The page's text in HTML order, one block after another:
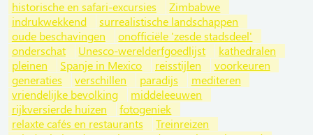
historische en safari-excursies
Zimbabwe
indrukwekkend
surrealistische landschappen
oude beschavingen
onofficiële 'zesde stadsdeel'
onderschat
Unesco-werelderfgoedlijst
kathedralen
pleinen
Spanje in Mexico reisstijlen
voorkeuren
generaties
verschillen paradijs
mediteren
vriendelijke bevolking
middeleeuwen
rijkversierde huizen
fotogeniek
relaxte cafés en restaurants
Treinreizen